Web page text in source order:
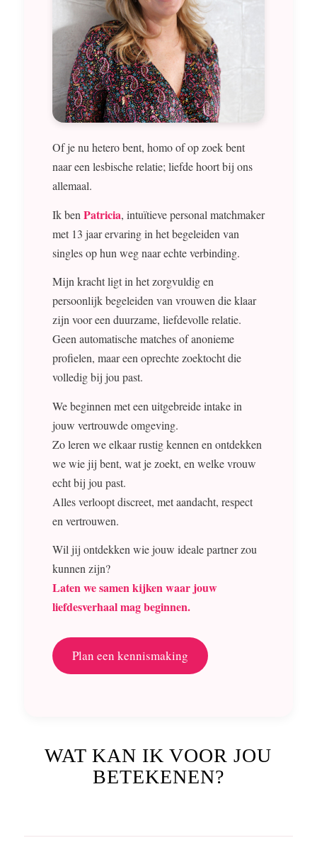
Of je nu hetero bent, homo of op zoek bent
naar een lesbische relatie; liefde hoort bij ons
allemaal.
Ik ben Patricia, intuïtieve personal matchmaker
met 13 jaar ervaring in het begeleiden van
singles op hun weg naar echte verbinding.
Mijn kracht ligt in het zorgvuldig en
persoonlijk begeleiden van vrouwen die klaar
zijn voor een duurzame, liefdevolle relatie.
Geen automatische matches of anonieme
profielen, maar een oprechte zoektocht die
volledig bij jou past.
We beginnen met een uitgebreide intake in
jouw vertrouwde omgeving.
Zo leren we elkaar rustig kennen en ontdekken
we wie jij bent, wat je zoekt, en welke vrouw
echt bij jou past.
Alles verloopt discreet, met aandacht, respect
en vertrouwen.
Wil jij ontdekken wie jouw ideale partner zou
kunnen zijn?
Laten we samen kijken waar jouw
liefdesverhaal mag beginnen.
Plan een kennismaking
WAT KAN IK VOOR JOU
BETEKENEN?